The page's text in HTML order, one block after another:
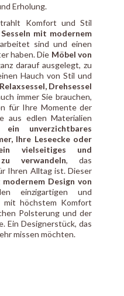
Erholung.
Komfort und Stil
Sesseln mit modernem
sind und einen
haben. Die Möbel von
darauf ausgelegt, zu
Hauch von Stil und
Drehsessel
immer Sie brauchen,
für Ihre Momente der
aus edlen Materialien
ein unverzichtbares
Ihre Leseecke oder
vielseitiges und
verwandeln, das
Ihren Alltag ist. Dieser
modernem Design von
einzigartigen und
mit höchstem Komfort
Polsterung und der
Ein Designerstück, das
missen möchten.